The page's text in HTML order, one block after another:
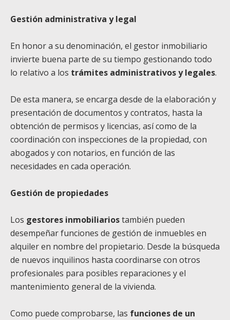
Gestión administrativa y legal
En honor a su denominación, el gestor inmobiliario
invierte buena parte de su tiempo gestionando todo
lo relativo a los trámites administrativos y legales.
De esta manera, se encarga desde de la elaboración y
presentación de documentos y contratos, hasta la
obtención de permisos y licencias, así como de la
coordinación con inspecciones de la propiedad, con
abogados y con notarios, en función de las
necesidades en cada operación.
Gestión de propiedades
Los gestores inmobiliariostambién pueden
desempeñar funciones de gestión de inmuebles en
alquiler en nombre del propietario. Desde la búsqueda
de nuevos inquilinos hasta coordinarse con otros
profesionales para posibles reparaciones y el
mantenimiento general de la vivienda.
Como puede comprobarse, las funciones de un